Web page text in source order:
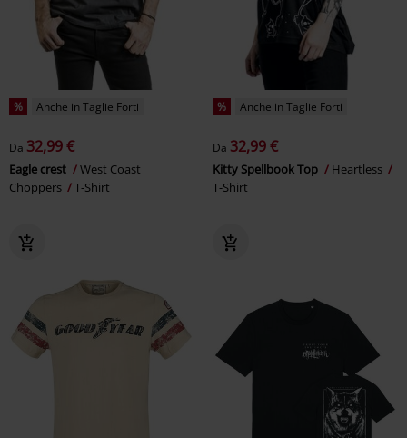
% Anche in Taglie Forti
Da 32,99 €
Eagle crest
West Coast
Choppers
T-Shirt
% Anche in Taglie Forti
Da 32,99 €
Kitty Spellbook Top
Heartless
T-Shirt